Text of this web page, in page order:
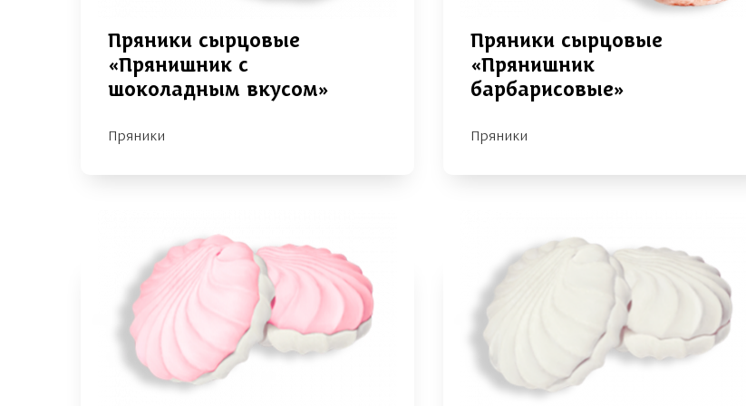
Пряники сырцовые
«Прянишник с
шоколадным вкусом»
Пряники
Пряники сырцовые
«Прянишник
барбарисовые»
Пряники